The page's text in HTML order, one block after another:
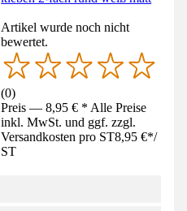
Artikel wurde noch nicht
bewertet.
(0)
Preis — 8,95 € * Alle Preise
inkl. MwSt. und ggf. zzgl.
Versandkosten pro ST8,95 €*/
ST